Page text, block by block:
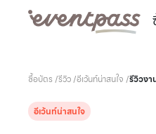
ซื้อบัตร /รีวิว/อีเว้นท์น่าสนใจ /รีวิวง
อีเว้นท์น่าสนใจ